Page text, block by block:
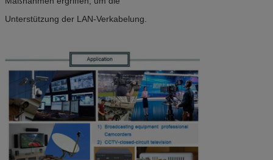
Unterstützung der LAN-Verkabelung.